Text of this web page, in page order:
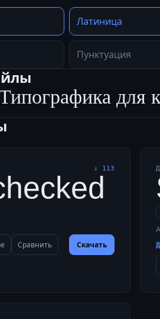
Латиница
Пунктуация
для
↓ 113
Сравнить Скачать